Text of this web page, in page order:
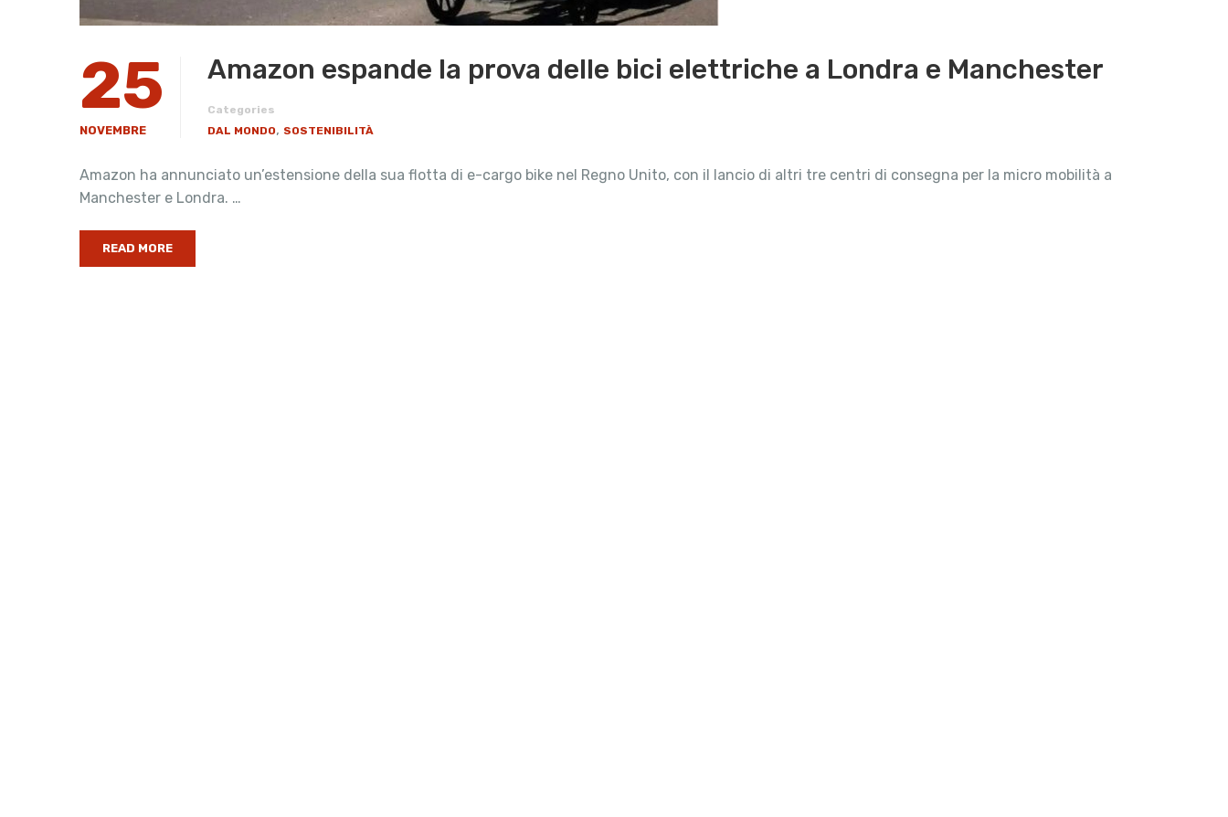
25
NOVEMBRE
Amazon espande la prova delle bici elettriche a Londra e Manchester
Categories
DAL MONDO, SOSTENIBILITÀ
Amazon ha annunciato un’estensione della sua flotta di e-cargo bike nel Regno Unito, con il lancio di altri tre centri di consegna per la micro mobilità a
Manchester e Londra. …
READ MORE